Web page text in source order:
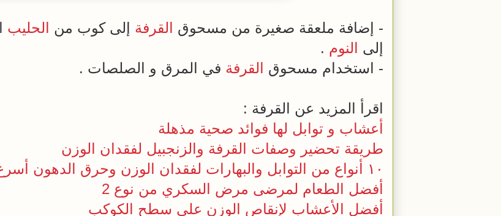
- إضافة ملعقة صغيرة من مسحوق القرفة إلى كوب من الحليب
إلى
النوم .
- استخدام مسحوق
القرفة في المرق و الصلصات .
اقرأ المزيد عن القرفة :
أعشاب و توابل لها فوائد صحية مذهلة
طريقة تحضير وصفات القرفة والزنجبيل لفقدان الوزن
١٠ أنواع من التوابل والبهارات لفقدان الوزن وحرق الدهون أسرع
أفضل الطعام لمرضى مرض السكري من نوع 2
أفضل الأعشاب لإنقاص الوزن على سطح الكوكب